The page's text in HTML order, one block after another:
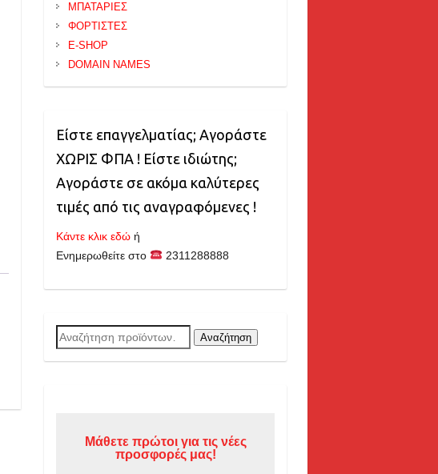
ΜΠΑΤΑΡΙΕΣ
ΦΟΡΤΙΣΤΕΣ
E-SHOP
DOMAIN NAMES
Είστε επαγγελματίας; Αγοράστε
ΧΩΡΙΣ ΦΠΑ ! Είστε ιδιώτης;
Αγοράστε σε ακόμα καλύτερες
τιμές από τις αναγραφόμενες !
Κάντε κλικ εδώ ή
Ενημερωθείτε στο
2311288888
Αναζήτηση
για:
Αναζήτηση
Μάθετε πρώτοι για τις νέες
προσφορές μας!